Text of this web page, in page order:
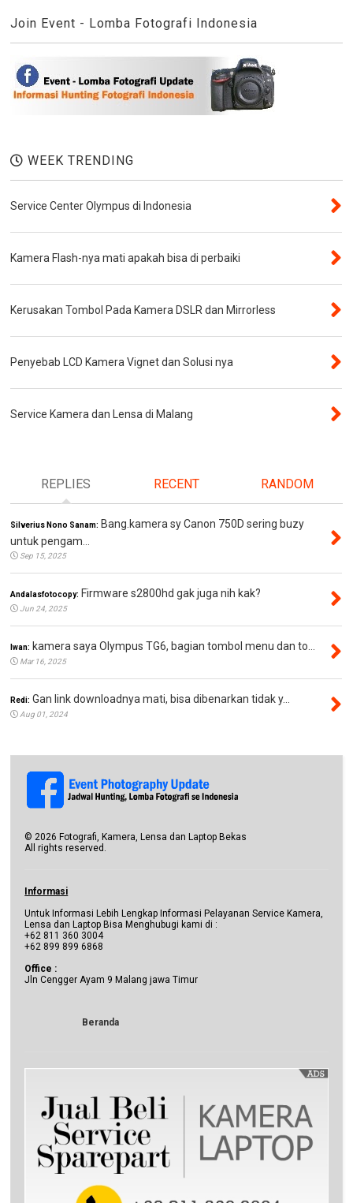
Join Event - Lomba Fotografi Indonesia
WEEK TRENDING
Service Center Olympus di Indonesia
Kamera Flash-nya mati apakah bisa di perbaiki
Kerusakan Tombol Pada Kamera DSLR dan Mirrorless
Penyebab LCD Kamera Vignet dan Solusi nya
Service Kamera dan Lensa di Malang
REPLIES RECENT RANDOM
Silverius Nono Sanam: Bang.kamera sy Canon 750D sering buzy
untuk pengam...
Sep 15, 2025
Andalasfotocopy: Firmware s2800hd gak juga nih kak?
Jun 24, 2025
Iwan: kamera saya Olympus TG6, bagian tombol menu dan to...
Mar 16, 2025
Redi: Gan link downloadnya mati, bisa dibenarkan tidak y...
Aug 01, 2024
©2026 Fotografi, Kamera, Lensa dan Laptop Bekas
All rights reserved.
Informasi
Untuk Informasi Lebih Lengkap Informasi Pelayanan Service Kamera,
Lensa dan Laptop Bisa Menghubugi kami di :
+62 811 360 3004
+62 899 899 6868
Office :
Jln Cengger Ayam 9 Malang jawa Timur
Beranda